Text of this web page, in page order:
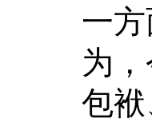
一
为
包